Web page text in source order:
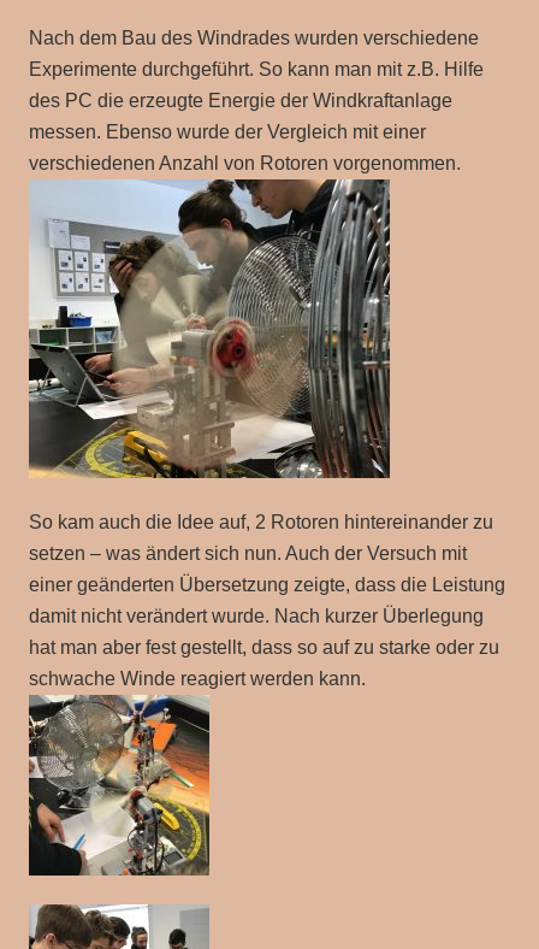
Nach dem Bau des Windrades wurden verschiedene
Experimente durchgeführt. So kann man mit z.B. Hilfe
des PC die erzeugte Energie der Windkraftanlage
messen. Ebenso wurde der Vergleich mit einer
verschiedenen Anzahl von Rotoren vorgenommen.
So kam auch die Idee auf, 2 Rotoren hintereinander zu
setzen – was ändert sich nun. Auch der Versuch mit
einer geänderten Übersetzung zeigte, dass die Leistung
damit nicht verändert wurde. Nach kurzer Überlegung
hat man aber fest gestellt, dass so auf zu starke oder zu
schwache Winde reagiert werden kann.